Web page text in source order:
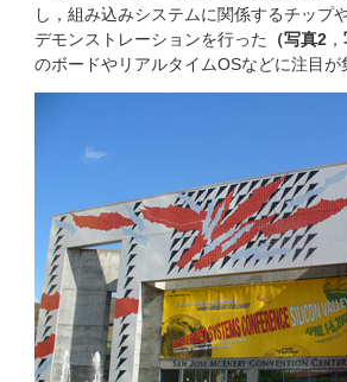
し，組み込みシステムに関係するチップ
デモンストレーションを行った
（写真2 ，
のボードやリアルタイムOSなどに注目が